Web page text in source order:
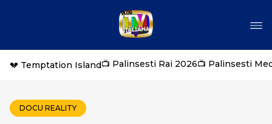
💔 Temptation Island📺 Palinsesti Rai 2026📺 Palinsesti
DOCU REALITY